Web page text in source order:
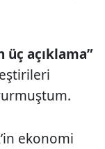
üç açıklama”
ekonomi